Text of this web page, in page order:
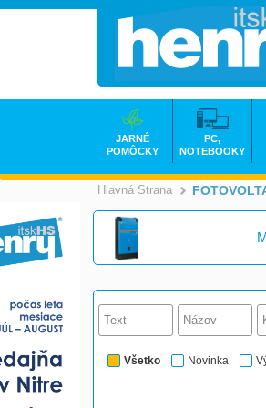
Hlavná Strana
Všetko Novinka
JARNÉ
POMÔCKY
PC,
NOTEBOOKY